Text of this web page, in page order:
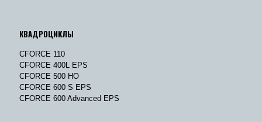
КВАДРОЦИКЛЫ
CFORCE 110
CFORCE 400L EPS
CFORCE 500 HO
CFORCE 600 S EPS
CFORCE 600 Advanced EPS